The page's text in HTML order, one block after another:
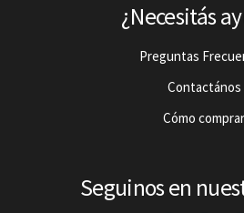
¿Necesitás
Preguntas
Contactános
Cómo comprar
Seguinos en